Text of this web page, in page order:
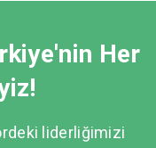
Her
liderliğimizi